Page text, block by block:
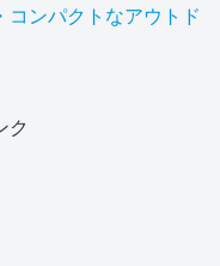
ンパクトなアウトド
ク